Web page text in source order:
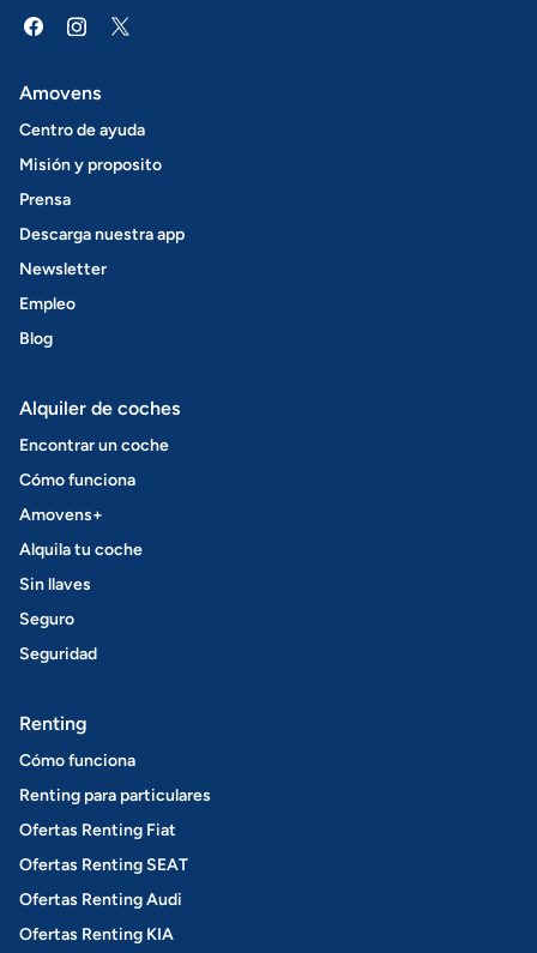
Amovens
Centro de ayuda
Misión y proposito
Prensa
Descarga nuestra app
Newsletter
Empleo
Blog
Alquiler de coches
Encontrar un coche
Cómo funciona
Amovens+
Alquila tu coche
Sin llaves
Seguro
Seguridad
Renting
Cómo funciona
Renting para particulares
Ofertas Renting Fiat
Ofertas Renting SEAT
Ofertas Renting Audi
Ofertas Renting KIA